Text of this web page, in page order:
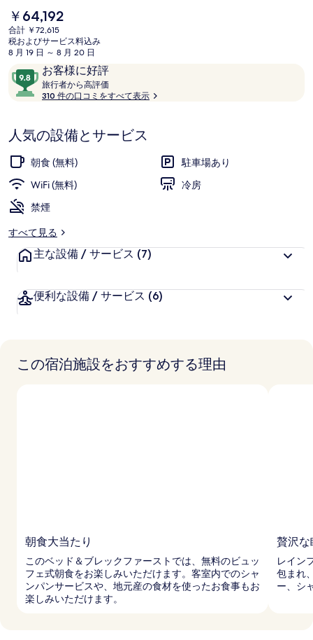
ギ
ャ
ラ
リ
現
在
の
料
は
￥64,192
￥64,192
合計 ￥72,615
税およびサービス料込み
8 月 19 日 ～ 8 月 20 日
口
コ
ミ
お客様に好評
10
段
階
9.8、
お
客
に
好
件
の
ミ
旅行者から高評価
行
ら
310 件の口コミをすべて表示
人気の設備とサービス
朝食 (無料)
駐車場あり
WiFi (無料)
冷房
禁煙
すべて見る
主な設備 / サービス (7)
便利な設備 / サービス (6)
この宿泊施設をおすすめする理由
朝食大当たり
このベッド＆ブレックファーストでは、無料のビュッ
フェ式朝食をお楽しみいただけます。客室内でのシャ
ンパンサービスや、地元産の食材を使ったお食事もお
楽しみいただけます。
贅沢な
レイン
包まれ
ー、シ